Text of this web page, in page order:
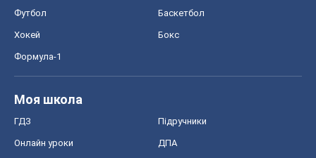
Футбол Баскетбол
Хокей Бокс
Формула-1
Моя школа
ГДЗ Підручники
Онлайн уроки ДПА